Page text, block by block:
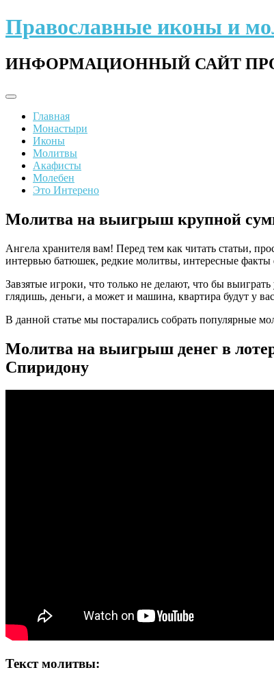
Перейти
к
Православные иконы и
ИНФОРМАЦИОННЫЙ САЙТ
Главная
Монастыри
Иконы
Молитвы
Акафисты
Молебен
Это Интерено
Молитва на выигрыш крупной
Ангела хранителя вам! Перед тем как читать статьи,
интервью батюшек, редкие молитвы, интересные
Завзятые игроки, что только не делают, что бы
глядишь, деньги, а может и машина, квартира будут у
В данной статье мы постарались собрать популярные
Молитва на выигрыш денег в
Спиридону
Текст молитвы: